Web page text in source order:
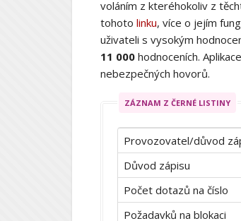
voláním z kteréhokoliv z
tohoto linku, více o jejím
uživateli s vysokým
11 000 hodnoceních.
nebezpečných hovorů.
ZÁZNAM Z ČERNÉ LISTINY
Provozovatel/důvod
Důvod zápisu
Počet dotazů na číslo
Požadavků na blokaci